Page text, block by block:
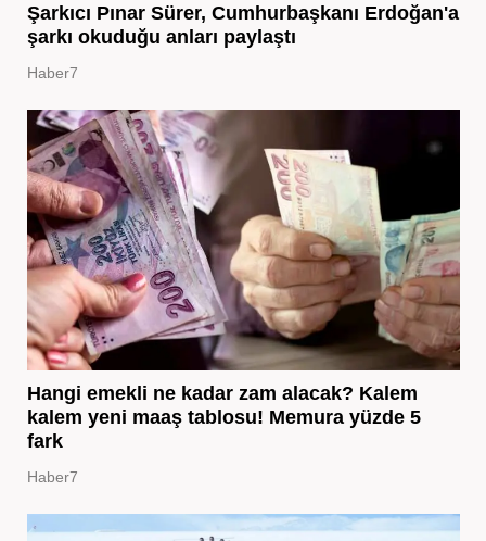
Şarkıcı Pınar Sürer, Cumhurbaşkanı Erdoğan'a
şarkı okuduğu anları paylaştı
Haber7
Hangi emekli ne kadar zam alacak? Kalem
kalem yeni maaş tablosu! Memura yüzde 5
fark
Haber7